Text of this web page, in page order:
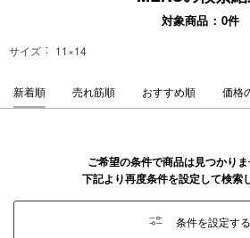
対象商品 0件
サイズ 11×14
新着順 売れ筋順 おすすめ順 価格
ご希望の条件で商品は見つかりま
下記より再度条件を設定して検索
条件を設定する